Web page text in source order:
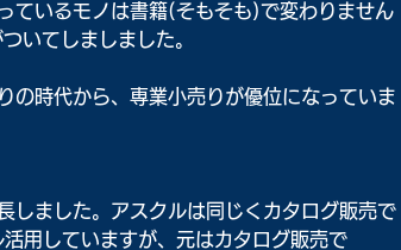
ているモノは書籍(そもそも)で変わりません
いてしましました。
の時代から、専業小売りが優位になっていま
しました。アスクルは同じくカタログ販売で
用していますが、元はカタログ販売で